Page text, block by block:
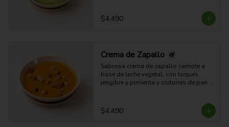
$4.490
Crema de Zapallo
Sabrosa crema de zapallo camote a
base de leche vegetal, con toques
jengibre y pimienta y crutones de pan
$4.490